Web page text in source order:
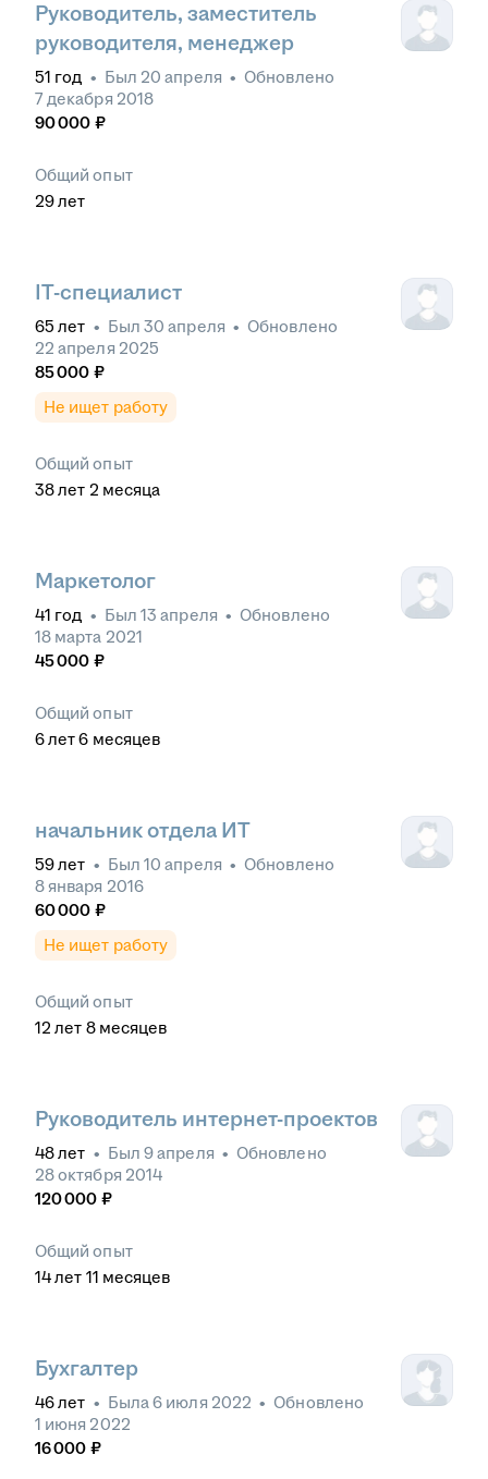
Руководитель, заместитель
руководителя, менеджер
51 год • Был 20 апреля • Обновлено
7 декабря 2018
90 000 ₽
Общий опыт
29лет
IT-специалист
65 лет • Был 30 апреля • Обновлено
22 апреля 2025
85 000 ₽
Не ищет работу
Общий опыт
38лет 2 месяца
Маркетолог
41 год • Был 13 апреля • Обновлено
18 марта 2021
45 000 ₽
Общий опыт
6лет 6 месяцев
начальник отдела ИТ
59лет • Был 10 апреля • Обновлено
8 января 2016
60 000 ₽
Не ищет работу
Общий опыт
12 лет 8 месяцев
Руководитель интернет-проектов
48лет • Был 9 апреля • Обновлено
28 октября 2014
120 000 ₽
Общий опыт
14лет 11 месяцев
Бухгалтер
46лет • Была6 июля 2022 • Обновлено
1 июня 2022
16 000 ₽